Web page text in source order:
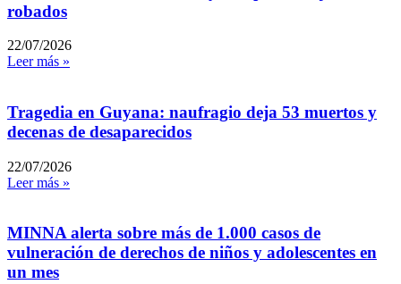
robados
22/07/2026
Leer más »
Tragedia en Guyana: naufragio deja 53 muertos y
decenas de desaparecidos
22/07/2026
Leer más »
MINNA alerta sobre más de 1.000 casos de
vulneración de derechos de niños y adolescentes en
un mes